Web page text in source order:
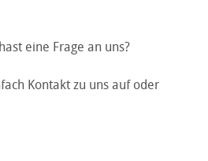
eine Frage an uns?
Kontakt zu uns auf oder